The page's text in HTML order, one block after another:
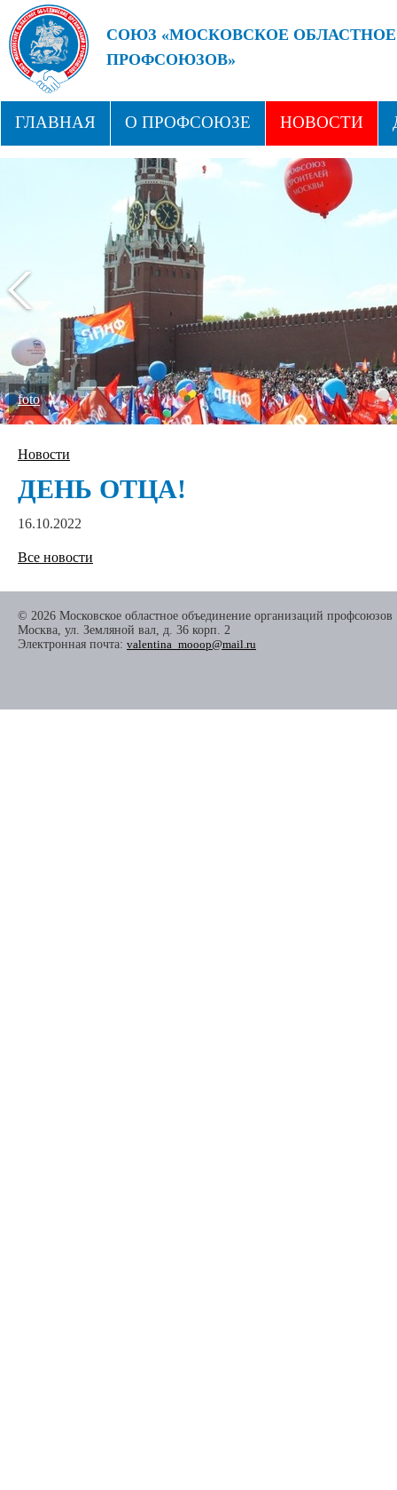
СОЮЗ «МОСКОВСКОЕ
ПРОФСОЮЗОВ»
ГЛАВНАЯ О ПРОФСОЮЗЕ НОВОСТИ
ПРОФСОЮЗНЫЕ ЗДРАВНИЦЫ
foto
Новости
ДЕНЬ ОТЦА!
16.10.2022
Все новости
© 2026 Московское областное объединение организаций профсоюзов
Москва, ул. Земляной вал, д. 36 корп. 2
Электронная почта: valentina_mooop@mail.ru